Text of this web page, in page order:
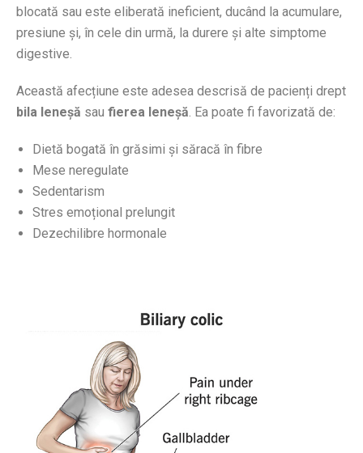
blocată sau este eliberată ineficient, ducând la acumulare,
presiune și, în cele din urmă, la durere și alte simptome
digestive.
Această afecțiune este adesea descrisă de pacienți drept
bila leneșă sau fierea leneșă. Ea poate fi favorizată de:
Dietă bogată în grăsimi și săracă în fibre
Mese neregulate
Sedentarism
Stres emoțional prelungit
Dezechilibre hormonale